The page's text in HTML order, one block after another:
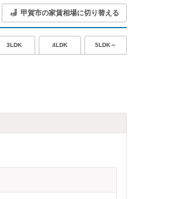
甲賀市の家賃相場に切り替える
3LDK 4LDK 5LDK～